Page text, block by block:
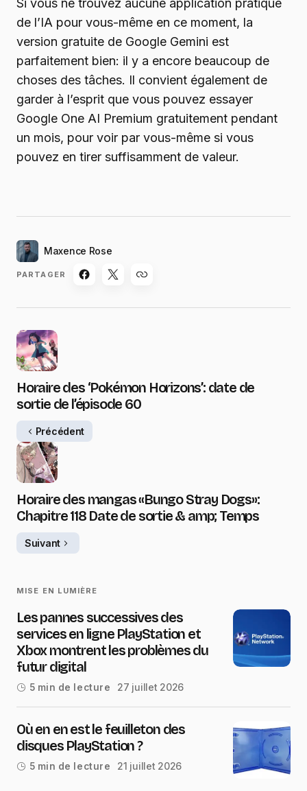
Si vous ne trouvez aucune application pratique
de l’IA pour vous-même en ce moment, la
version gratuite de Google Gemini est
parfaitement bien: il y a encore beaucoup de
choses des tâches. Il convient également de
garder à l’esprit que vous pouvez essayer
Google One AI Premium gratuitement pendant
un mois, pour voir par vous-même si vous
pouvez en tirer suffisamment de valeur.
Maxence Rose
PARTAGER
Horaire des ‘Pokémon Horizons’: date de
sortie de l’épisode 60
Précédent
Horaire des mangas «Bungo Stray Dogs»:
Chapitre 118 Date de sortie & amp; Temps
Suivant
MISE EN LUMIÈRE
Les pannes successives des
services en ligne PlayStation et
Xbox montrent les problèmes du
futur digital
5 min de lecture 27 juillet 2026
Où en en est le feuilleton des
disques PlayStation ?
5 min de lecture 21 juillet 2026